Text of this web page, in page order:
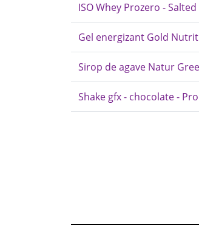
ISO Whey Prozero -
Gel energizant Gold
Sirop de agave Natur
Shake gfx - chocolate -